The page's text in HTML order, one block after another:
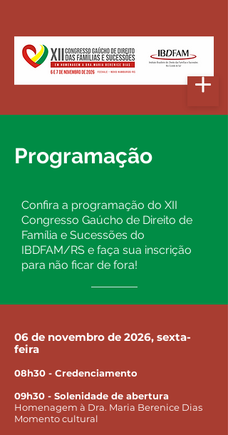
Programação
Confira a programação do XII
Congresso Gaúcho de Direito de
Família e Sucessões do
IBDFAM/RS e faça sua inscrição
para não ficar de fora!
06 de novembro de 2026, sexta-
feira
08h30 - Credenciamento
09h30 - Solenidade de abertura
Homenagem à Dra. Maria Berenice Dias
Momento cultural